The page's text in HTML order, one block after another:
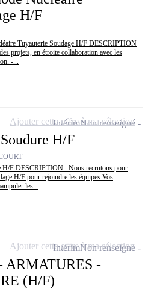
H/F
Tuyauterie Soudage H/F DESCRIPTION
projets, en étroite collaboration avec les
-...
H/F
H/F DESCRIPTION : Nous recrutons pour
H/F pour rejoindre les équipes Vos
les...
IntérimNon renseigné
Ajouter cette offre à ma sélection
ARMATURES -
(H/F)
IntérimNon renseigné
Ajouter cette offre à ma sélection